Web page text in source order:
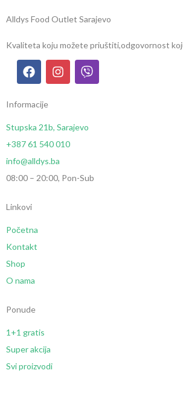
Alldys Food Outlet Sarajevo
Kvaliteta koju možete priuštiti,odgovornost
Informacije
Stupska 21b, Sarajevo
+387 61 540 010
info@alldys.ba
08:00 – 20:00, Pon-Sub
Linkovi
Početna
Kontakt
Shop
O nama
Ponude
1+1 gratis
Super akcija
Svi proizvodi